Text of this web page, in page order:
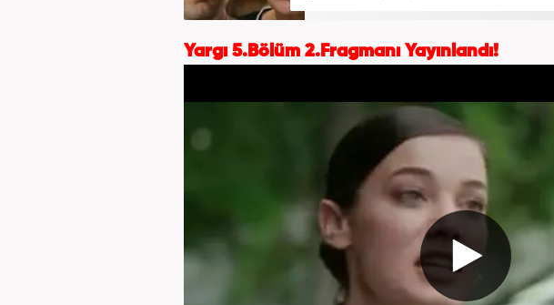
Yargı 5.Bölüm 2.Fragmanı Yayınlandı!